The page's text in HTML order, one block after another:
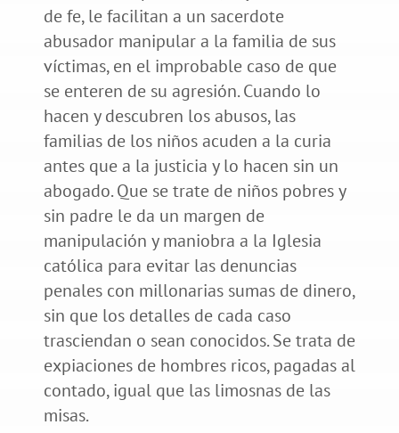
de fe, le facilitan a un sacerdote
abusador manipular a la familia de sus
víctimas, en el improbable caso de que
se enteren de su agresión. Cuando lo
hacen y descubren los abusos, las
familias de los niños acuden a la curia
antes que a la justicia y lo hacen sin un
abogado. Que se trate de niños pobres y
sin padre le da un margen de
manipulación y maniobra a la Iglesia
católica para evitar las denuncias
penales con millonarias sumas de dinero,
sin que los detalles de cada caso
trasciendan o sean conocidos. Se trata de
expiaciones de hombres ricos, pagadas al
contado, igual que las limosnas de las
misas.